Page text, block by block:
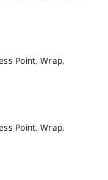
Point, Wrap,
Point, Wrap,